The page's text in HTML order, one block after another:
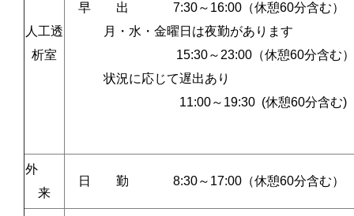
人工透
析室
早 出 7:30～16:00（休憩60分含む）
月・水・金曜日は夜勤があります
15:30～23:00（休憩60分含む）
状況に応じて遅出あり
11:00～19:30 (休憩60分含む)
外
来
日 勤 8:30～17:00（休憩60分含む）